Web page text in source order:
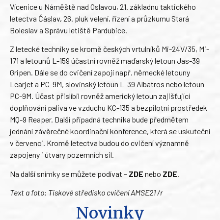
Vícenice u Náměště nad Oslavou, 21. základnu taktického
letectva Čáslav, 26. pluk velení, řízení a průzkumu Stará
Boleslav a Správu letiště Pardubice.
Z letecké techniky se kromě českých vrtulníků Mi-24V/35, Mi-
171 a letounů L-159 účastní rovněž maďarský letoun Jas-39
Gripen. Dále se do cvičení zapojí např. německé letouny
Learjet a PC-9M, slovinský letoun L-39 Albatros nebo letoun
PC-9M. Účast přislíbil rovněž americký letoun zajišťující
doplňování paliva ve vzduchu KC-135 a bezpilotní prostředek
MQ-9 Reaper. Další případná technika bude předmětem
jednání závěrečné koordinační konference, která se uskuteční
v červenci. Kromě letectva budou do cvičení významně
zapojeny i útvary pozemních sil.
Na další snímky se můžete podívat – ZDE nebo ZDE
Text a foto: Tiskové středisko cvičení AMSE21 /r
Novinky